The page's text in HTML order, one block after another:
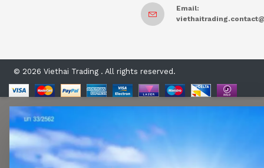
Email:
© 2026 Viethai Trading . All rights reserved.